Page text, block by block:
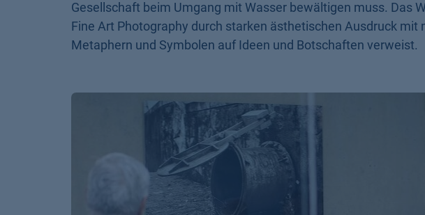
Fine Art Photography durch starken ästhetischen Ausdruck
Metaphern und Symbolen auf Ideen und Botschaften verweist.